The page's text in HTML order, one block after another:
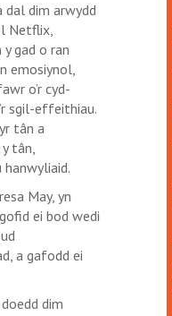
dal dim arwydd
Netflix,
y gad o ran
emosiynol,
o’r cyd-
sgil-effeithiau.
tân a
tân,
hanwyliaid.
May, yn
ei bod wedi
a gafodd ei
dim